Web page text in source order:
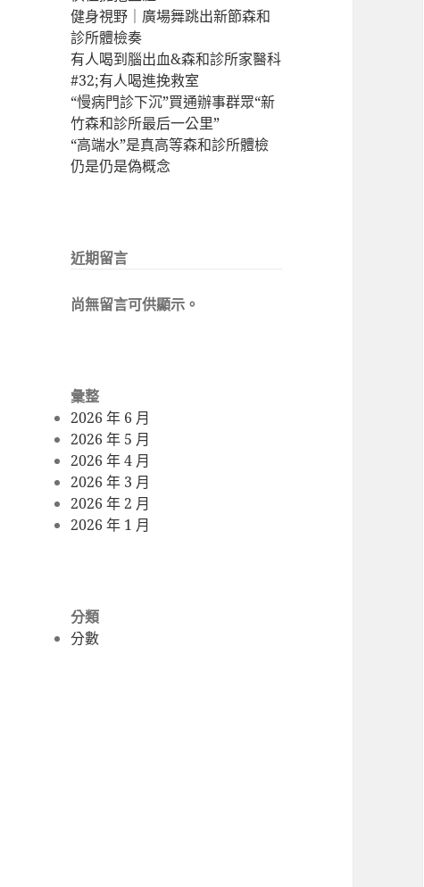
健身視野｜廣場舞跳出新節森和
診所體檢奏
有人喝到腦出血&森和診所家醫科
#32;有人喝進挽救室
“慢病門診下沉”買通辦事群眾“新
竹森和診所最后一公里”
“高端水”是真高等森和診所體檢
仍是仍是偽概念
近期留言
尚無留言可供顯示。
彙整
2026 年 6 月
2026 年 5 月
2026 年 4 月
2026 年 3 月
2026 年 2 月
2026 年 1 月
分類
分數